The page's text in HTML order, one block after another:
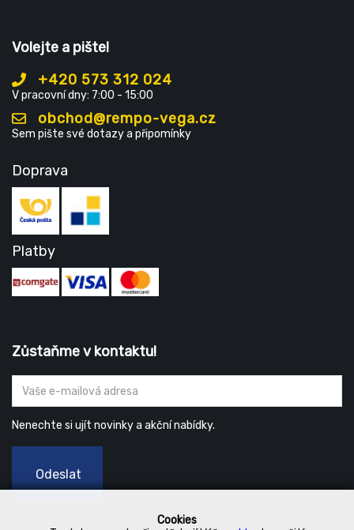
Cookies
Volejte a pište!
+420 573 312 024
V pracovní dny: 7:00 - 15:00
obchod@rempo-vega.cz
Sem pište své dotazy a připomínky
Doprava
Platby
Zůstaňme v kontaktu!
Nenechte si ujít novinky a akční nabídky.
Odeslat